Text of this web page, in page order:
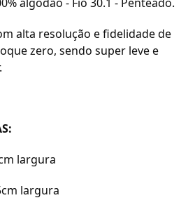
alta resolução e fidelidade de
zero, sendo super leve e
largura
largura